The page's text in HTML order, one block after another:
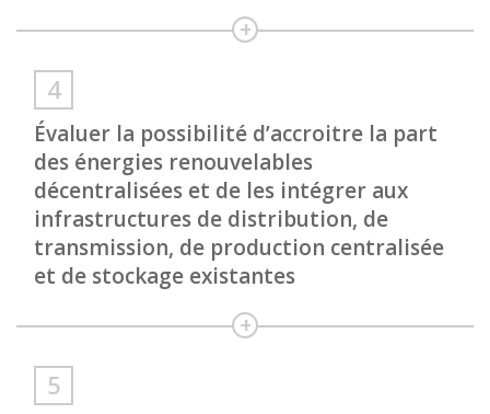
Évaluer la possibilité d’accroitre la part
des énergies renouvelables
décentralisées et de les intégrer aux
infrastructures de distribution, de
transmission, de production centralisée
et de stockage existantes